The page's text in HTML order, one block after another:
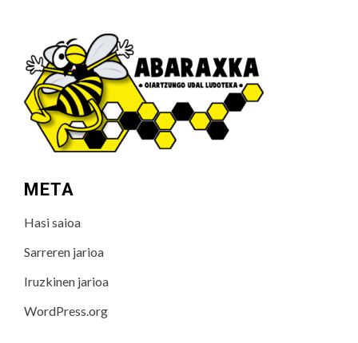
META
Hasi saioa
Sarreren jarioa
Iruzkinen jarioa
WordPress.org